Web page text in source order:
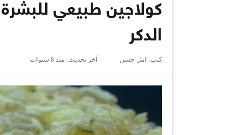
كولاجين طبيعي
الدكر
كتب: امل حسن آخر تحديث: منذ 8 سنوات